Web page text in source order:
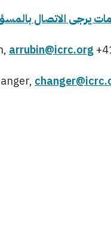
يرجى الاتصال
arrubin@icrc.org